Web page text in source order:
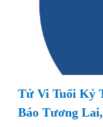
Tử Vi Tuổi Kỷ
Báo Tương